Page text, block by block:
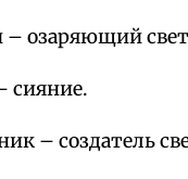
– озаряющий
сияние.
– создатель